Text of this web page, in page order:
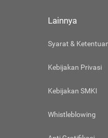
Lainnya
Syarat &
Kebijakan Privasi
Kebijakan SMKI
Whistleblowing